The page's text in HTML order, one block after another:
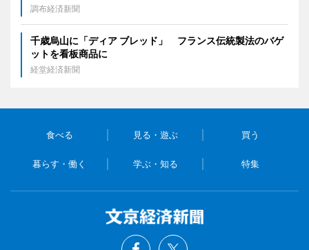
調布経済新聞
千歳烏山に「ディア ブレッド」 フランス伝統製法のバゲ
ットを看板商品に
経堂経済新聞
食べる 見る・遊ぶ 買う
暮らす・働く 学ぶ・知る 特集